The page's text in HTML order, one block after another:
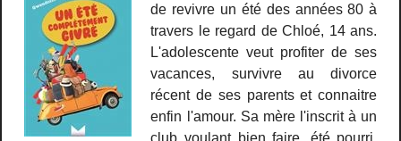
de revivre un été des années 80 à
travers le regard de Chloé, 14 ans.
L'adolescente veut profiter de ses
vacances, survivre au divorce
récent de ses parents et connaitre
enfin l'amour. Sa mère l'inscrit à un
club voulant bien faire, été pourri,